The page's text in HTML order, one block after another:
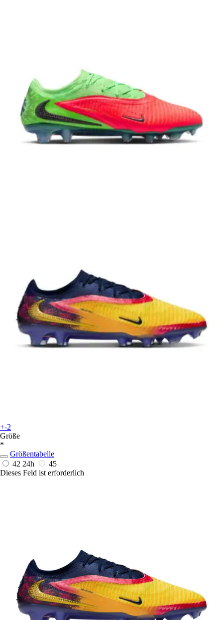
+-2
Größe
*
Größentabelle
42 24h
45
Dieses Feld ist erforderlich